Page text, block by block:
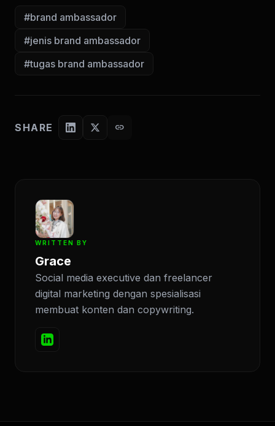
#brand ambassador
#jenis brand ambassador
#tugas brand ambassador
SHARE link
WRITTEN BY
Grace
Social media executive dan freelancer
digital marketing dengan spesialisasi
membuat konten dan copywriting.